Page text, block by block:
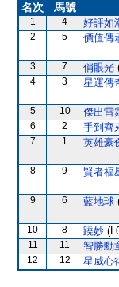
名次
馬號
1 4 好評如
2 5 價值傳
3 7 俏眼光
4 3 星運傳
5 10 傑出雷
6 2 手到齊
7 1 英雄豪
8 9 賢者福
9 6 藍地球
10 8 蹺妙
11 11 智勝勳
12 12 星威心